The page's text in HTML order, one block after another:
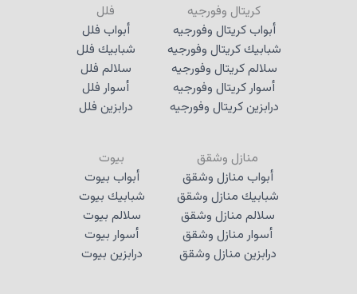
كريتال وفورجيه
أبواب كريتال وفورجيه
شبابيك كريتال وفورجيه
سلالم كريتال وفورجيه
أسوار كريتال وفورجيه
درابزين كريتال وفورجيه
فلل
أبواب فلل
شبابيك فلل
سلالم فلل
أسوار فلل
درابزين فلل
منازل وشقق
أبواب منازل وشقق
شبابيك منازل وشقق
سلالم منازل وشقق
أسوار منازل وشقق
درابزين منازل وشقق
بيوت
أبواب بيوت
شبابيك بيوت
سلالم بيوت
أسوار بيوت
درابزين بيوت